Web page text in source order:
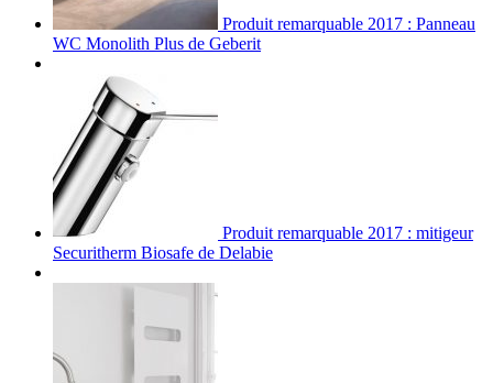
Produit remarquable 2017 : Panneau
WC Monolith Plus de Geberit
Produit remarquable 2017 : mitigeur
Securitherm Biosafe de Delabie